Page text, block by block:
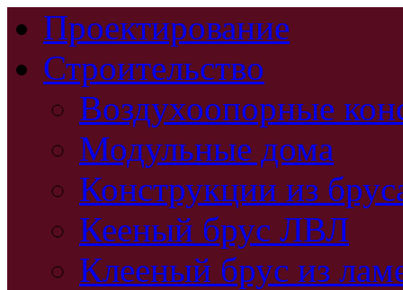
Проектирование
Строительство
Воздухоопорные
Модульные дома
Конструкции из
Кееный брус ЛВЛ
Клееный брус из